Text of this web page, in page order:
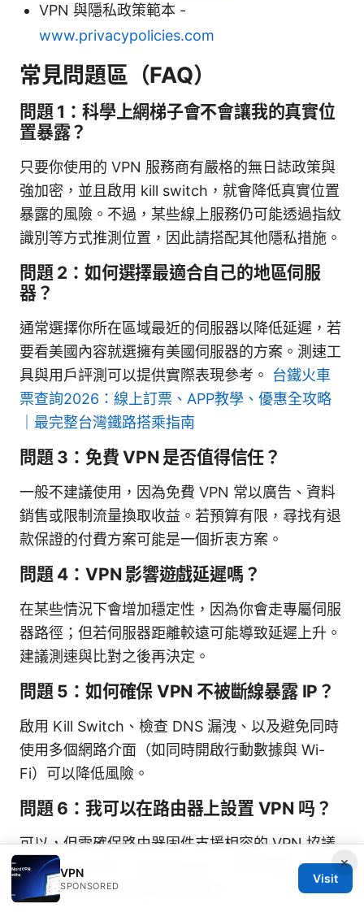
VPN 與隱私政策範本 -
www.privacypolicies.com
常見問題區（FAQ）
問題 1：科學上網梯子會不會讓我的真實位
置暴露？
只要你使用的 VPN 服務商有嚴格的無日誌政策與
強加密，並且啟用 kill switch，就會降低真實位置
暴露的風險。不過，某些線上服務仍可能透過指紋
識別等方式推測位置，因此請搭配其他隱私措施。
問題 2：如何選擇最適合自己的地區伺服
器？
通常選擇你所在區域最近的伺服器以降低延遲，若
要看美國內容就選擁有美國伺服器的方案。測速工
具與用戶評測可以提供實際表現參考。 台鐵火車
票查詢2026：線上訂票、APP教學、優惠全攻略
｜最完整台灣鐵路搭乘指南
問題 3：免費 VPN 是否值得信任？
一般不建議使用，因為免費 VPN 常以廣告、資料
銷售或限制流量換取收益。若預算有限，尋找有退
款保證的付費方案可能是一個折衷方案。
問題 4：VPN 影響遊戲延遲嗎？
在某些情況下會增加穩定性，因為你會走專屬伺服
器路徑；但若伺服器距離較遠可能導致延遲上升。
建議測速與比對之後再決定。
問題 5：如何確保 VPN 不被斷線暴露 IP？
啟用 Kill Switch、檢查 DNS 漏洩、以及避免同時
使用多個網路介面（如同時開啟行動數據與 Wi-
Fi）可以降低風險。
問題 6：我可以在路由器上設置 VPN 吗？
可以，但需確保路由器固件支援相容的 VPN 協議
（如 OpenVPN、WireGuard）。若不熟悉，選購
支持路由器安裝的服務商更穩妥。
×
VPN
SPONSORED
Visit